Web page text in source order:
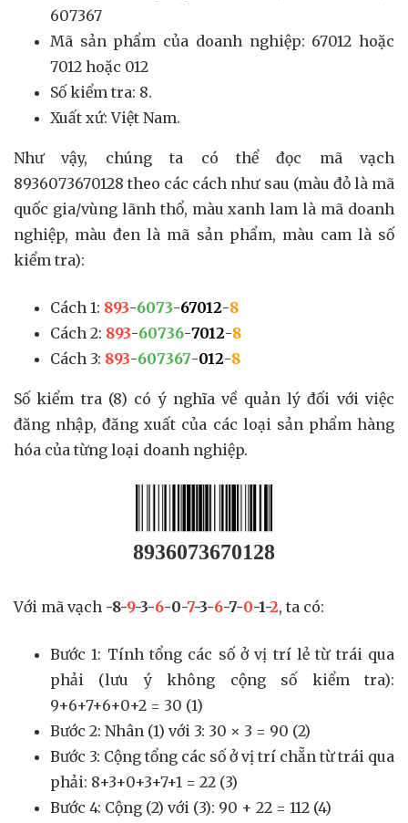
607367
Mã sản phẩm của doanh nghiệp: 67012 hoặc
7012 hoặc 012
Số kiểm tra: 8.
Xuất xứ: Việt Nam.
Như vậy, chúng ta có thể đọc mã vạch
8936073670128 theo các cách như sau (màu đỏ là mã
quốc gia/vùng lãnh thổ, màu xanh lam là mã doanh
nghiệp, màu đen là mã sản phẩm, màu cam là số
kiểm tra):
Cách 1: 893-6073-67012-8
Cách 2: 893-60736-7012-8
Cách 3: 893-607367-012-8
Số kiểm tra (8) có ý nghĩa về quản lý đối với việc
đăng nhập, đăng xuất của các loại sản phẩm hàng
hóa của từng loại doanh nghiệp.
8936073670128
Với mã vạch -8-9-3-6-0-7-3-6-7-0-1-2, ta có:
Bước 1: Tính tổng các số ở vị trí lẻ từ trái qua
phải (lưu ý không cộng số kiểm tra):
9+6+7+6+0+2 = 30 (1)
Bước 2: Nhân (1) với 3: 30 × 3 = 90 (2)
Bước 3: Cộng tổng các số ở vị trí chẵn từ trái qua
phải: 8+3+0+3+7+1 = 22 (3)
Bước 4: Cộng (2) với (3): 90 + 22 = 112 (4)